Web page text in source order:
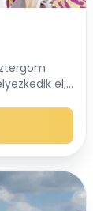
el,
nem